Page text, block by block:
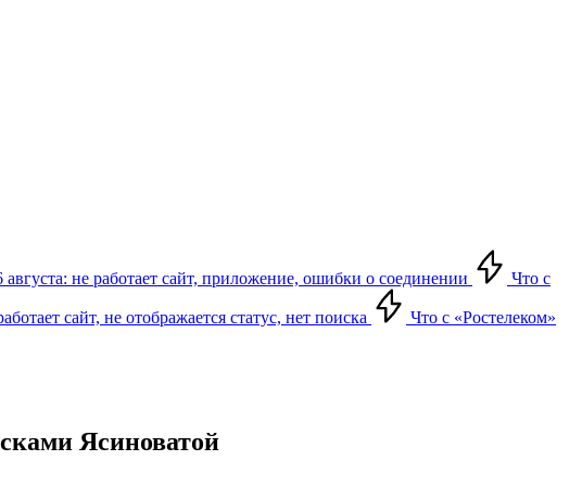
не работает сайт, приложение, ошибки о соединении Что с
сайт, не отображается статус, нет поиска
Что с «Ростелеком»
Ясиноватой